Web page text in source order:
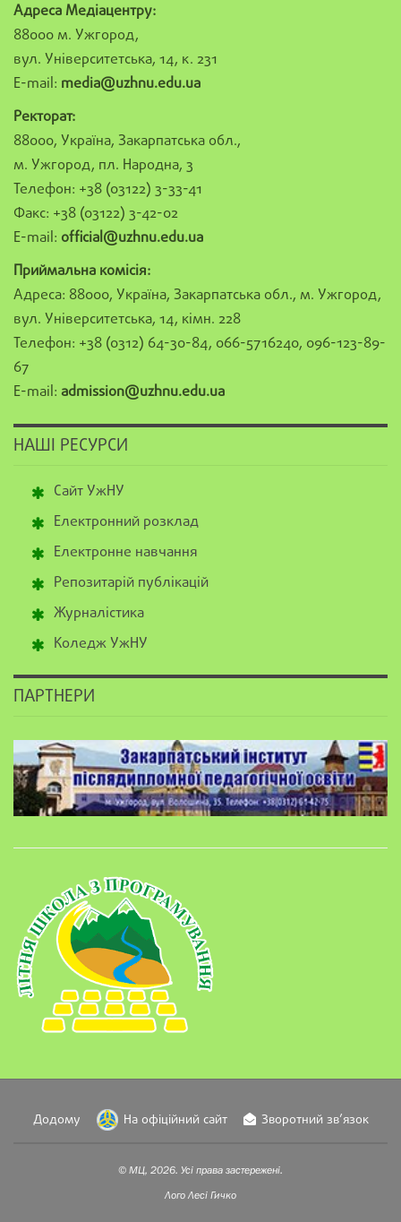
Адреса Медіацентру:
88000 м. Ужгород,
вул. Університетська, 14, к. 231
E-mail: media@uzhnu.edu.ua
Ректорат:
88000, Україна, Закарпатська обл.,
м. Ужгород, пл. Народна, 3
Телефон: +38 (03122) 3-33-41
Факс: +38 (03122) 3-42-02
E-mail: official@uzhnu.edu.ua
Приймальна комісія:
Адреса: 88000, Україна, Закарпатська обл., м. Ужгород,
вул. Університетська, 14, кімн. 228
Телефон: +38 (0312) 64-30-84, 066-5716240, 096-123-89-
67
E-mail: admission@uzhnu.edu.ua
НАШІ РЕСУРСИ
Сайт УжНУ
Електронний розклад
Електронне навчання
Репозитарій публікацій
Журналістика
Коледж УжНУ
ПАРТНЕРИ
Додому На офіційний сайт Зворотний зв’язок
© МЦ, 2026. Усі права застережені.
Лого Лесі Гичко